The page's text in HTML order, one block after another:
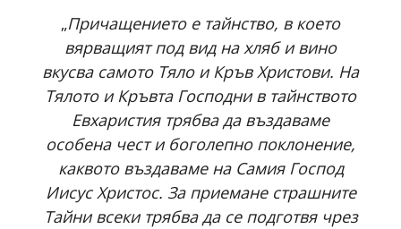
„Причащението е тайнство, в което
вярващият под вид на хляб и вино
вкусва самото Тяло и Кръв Христови. На
Тялото и Кръвта Господни в тайнството
Евхаристия трябва да въздаваме
особена чест и боголепно поклонение,
каквото въздаваме на Самия Господ
Иисус Христос. За приемане страшните
Тайни всеки трябва да се подготвя чрез